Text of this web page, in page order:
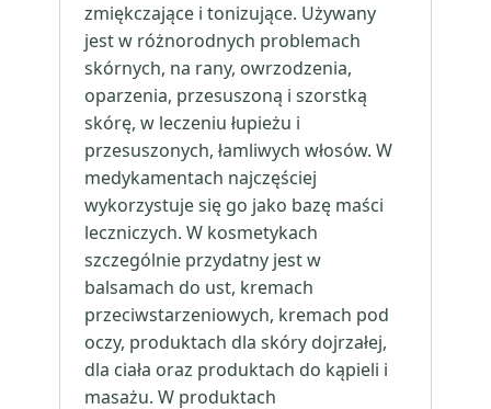
zmiękczające i tonizujące. Używany
jest w różnorodnych problemach
skórnych, na rany, owrzodzenia,
oparzenia, przesuszoną i szorstką
skórę, w leczeniu łupieżu i
przesuszonych, łamliwych włosów. W
medykamentach najczęściej
wykorzystuje się go jako bazę maści
leczniczych. W kosmetykach
szczególnie przydatny jest w
balsamach do ust, kremach
przeciwstarzeniowych, kremach pod
oczy, produktach dla skóry dojrzałej,
dla ciała oraz produktach do kąpieli i
masażu. W produktach